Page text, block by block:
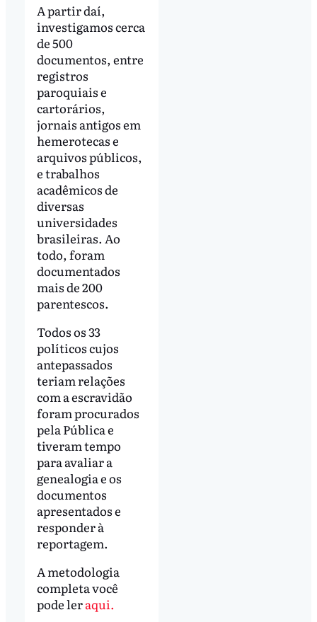
A partir daí,
investigamos cerca
de 500
documentos, entre
registros
paroquiais e
cartorários,
jornais antigos em
hemerotecas e
arquivos públicos,
e trabalhos
acadêmicos de
diversas
universidades
brasileiras. Ao
todo, foram
documentados
mais de 200
parentescos.
Todos os 33
políticos cujos
antepassados
teriam relações
com a escravidão
foram procurados
pela Pública e
tiveram tempo
para avaliar a
genealogia e os
documentos
apresentados e
responder à
reportagem.
A metodologia
completa você
pode leraqui.